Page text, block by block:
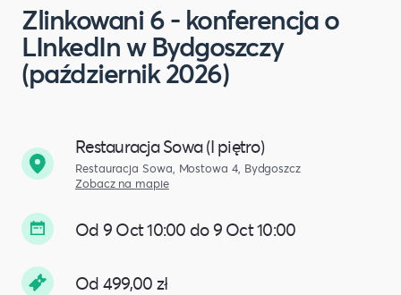
Zlinkowani 6 - konferencja o
LInkedIn w Bydgoszczy
(październik 2026)
Restauracja Sowa (I piętro)
Restauracja Sowa, Mostowa 4, Bydgoszcz
Zobacz na mapie
Od 9 Oct 10:00 do 9 Oct 10:00
Od 499,00 zł